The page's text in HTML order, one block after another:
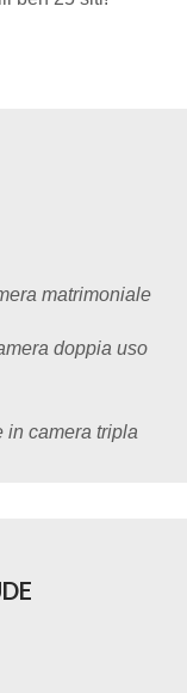
matrimoniale
doppia uso
in camera tripla